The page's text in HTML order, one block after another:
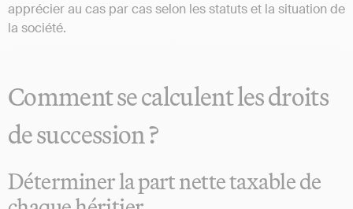
apprécier au cas par cas selon les statuts et la situation de
la société.
Comment se calculent les droits
de succession ?
Déterminer la part nette taxable de